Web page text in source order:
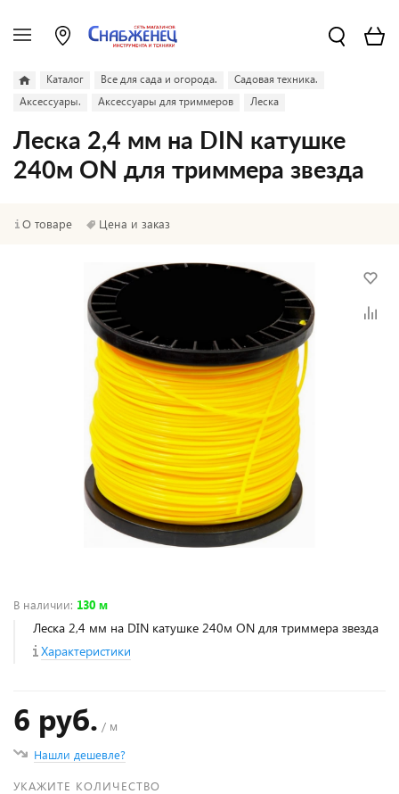
Каталог Все для сада и огорода.
Садовая техника.
Аксессуары.
Аксессуары для триммеров Леска
Леска 2,4 мм на DIN катушке
240м ON для триммера звезда
О товаре Цена и заказ
В наличии: 130 м
Леска 2,4 мм на DIN катушке 240м ON для триммера звезда
Характеристики
6 руб. / м
Нашли дешевле?
УКАЖИТЕ КОЛИЧЕСТВО